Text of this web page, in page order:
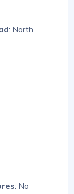
: North
: No